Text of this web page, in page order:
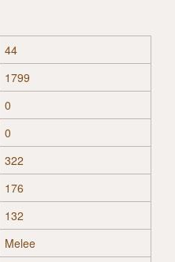
44
1799
0
0
322
176
132
Melee